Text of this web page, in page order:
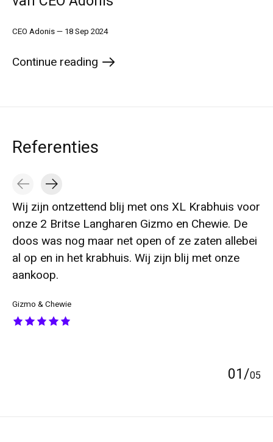
CEO Adonis— 18 Sep 2024
Continue reading
the blog
Referenties
Testimonial items
Wij zijn ontzettend blij met ons XL Krabhuis voor
onze 2 Britse Langharen Gizmo en Chewie. De
doos was nog maar net open of ze zaten allebei
al op en in het krabhuis. Wij zijn blij met onze
aankoop.
Gizmo & Chewie
The rating of this product is
01/05